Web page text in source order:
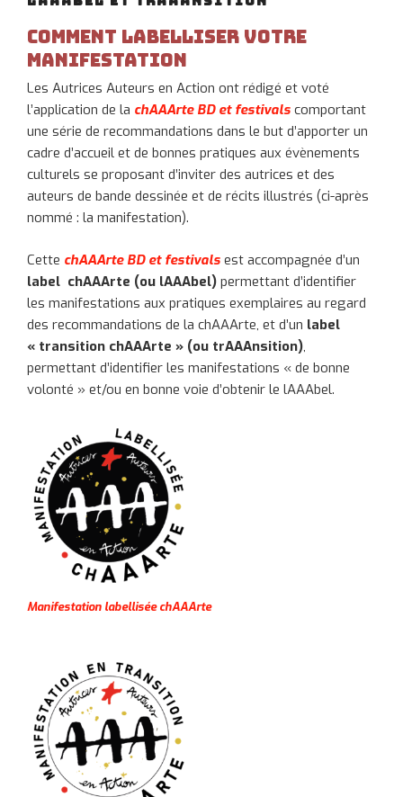
Comment labelliser votre
manifestation
Les Autrices Auteurs en Action ont rédigé et voté
l’application de la chAAArte BD et festivals comportant
une série de recommandations dans le but d’apporter un
cadre d’accueil et de bonnes pratiques aux évènements
culturels se proposant d’inviter des autrices et des
auteurs de bande dessinée et de récits illustrés (ci-après
nommé : la manifestation).
Cette chAAArte BD et festivals est accompagnée d’un
label chAAArte (ou lAAAbel) permettant d’identifier
les manifestations aux pratiques exemplaires au regard
des recommandations de la chAAArte, et d’un label
« transition chAAArte » (ou trAAAnsition),
permettant d’identifier les manifestations « de bonne
volonté » et/ou en bonne voie d’obtenir le lAAAbel.
Manifestation labellisée chAAArte